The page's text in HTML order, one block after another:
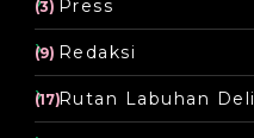
Press
(3)
Redaksi
(9)
Rutan Labuhan Deli
(17)